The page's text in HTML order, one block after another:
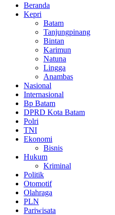
Beranda
Kepri
Batam
Tanjungpinang
Bintan
Karimun
Natuna
Lingga
Anambas
Nasional
Internasional
Bp Batam
DPRD Kota Batam
Polri
TNI
Ekonomi
Bisnis
Hukum
Kriminal
Politik
Otomotif
Olahraga
PLN
Pariwisata